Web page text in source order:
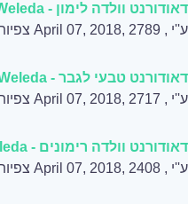
דאודורנט וולדה לימון - Weleda
ע''י , April 07, 2018, 2789 צפיות
דאודורנט טבעי לגבר - Weleda
ע''י , April 07, 2018, 2717 צפיות
דאודורנט וולדה רימונים - Weleda
ע''י , April 07, 2018, 2408 צפיות